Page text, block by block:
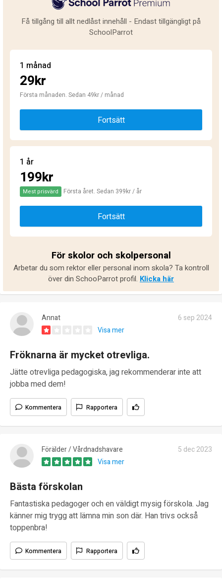
Få tillgång till allt nedlåst innehåll - Endast tillgängligt på
SchoolParrot
1 månad
29kr
Första månaden. Sedan 49kr / månad
Fortsätt
1 år
199kr
Mest prisvärd Första året. Sedan 399kr / år
Fortsätt
För skolor och skolpersonal
Arbetar du som rektor eller personal inom skola? Ta kontroll
över din SchooParrot profil. Klicka här
Annat
6 sep 2024
Visa mer
Fröknarna är mycket otrevliga.
Jätte otrevliga pedagogiska, jag rekommenderar inte att
jobba med dem!
Kommentera Rapportera
Förälder / Vårdnadshavare
5 dec 2023
Visa mer
Bästa förskolan
Fantastiska pedagoger och en väldigt mysig förskola. Jag
känner mig trygg att lämna min son där. Han trivs också
toppenbra!
Kommentera Rapportera